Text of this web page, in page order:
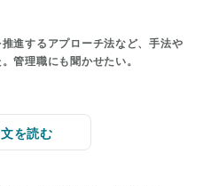
進するアプローチ法など、手法や
管理職にも聞かせたい。
を読む